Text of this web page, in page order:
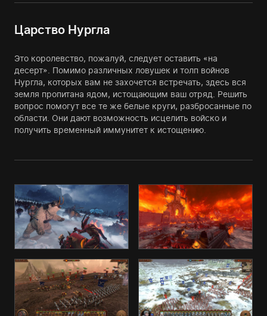
Царство Нургла
Это королевство, пожалуй, следует оставить «на
десерт». Помимо различных ловушек и толп войнов
Нургла, которых вам не захочется встречать, здесь вся
земля пропитана ядом, истощающим ваш отряд. Решить
вопрос помогут все те же белые круги, разбросанные по
области. Они дают возможность исцелить войско и
получить временный иммунитет к истощению.